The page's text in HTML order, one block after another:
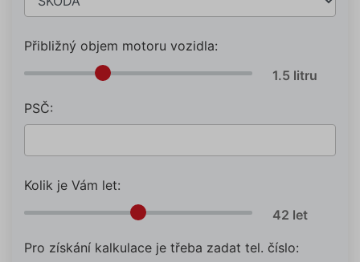
Přibližný objem motoru vozidla:
PSČ:
Kolik je Vám let:
Pro získání kalkulace je třeba zadat tel. číslo: